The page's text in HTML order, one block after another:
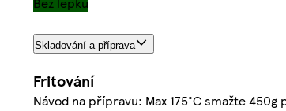
Skladování a příprava
Fritování
Návod na přípravu: Max 175°C smažte